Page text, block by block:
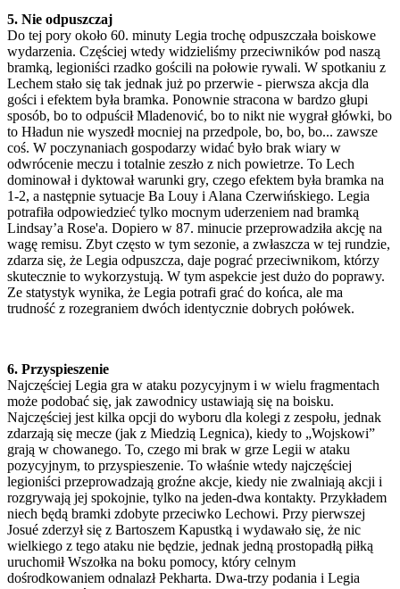
5. Nie odpuszczaj
Do tej pory około 60. minuty Legia trochę odpuszczała boiskowe
wydarzenia. Częściej wtedy widzieliśmy przeciwników pod naszą
bramką, legioniści rzadko gościli na połowie rywali. W spotkaniu z
Lechem stało się tak jednak już po przerwie - pierwsza akcja dla
gości i efektem była bramka. Ponownie stracona w bardzo głupi
sposób, bo to odpuścił Mladenović, bo to nikt nie wygrał główki, bo
to Hładun nie wyszedł mocniej na przedpole, bo, bo, bo... zawsze
coś. W poczynaniach gospodarzy widać było brak wiary w
odwrócenie meczu i totalnie zeszło z nich powietrze. To Lech
dominował i dyktował warunki gry, czego efektem była bramka na
1-2, a następnie sytuacje Ba Louy i Alana Czerwińskiego. Legia
potrafiła odpowiedzieć tylko mocnym uderzeniem nad bramką
Lindsay’a Rose'a. Dopiero w 87. minucie przeprowadziła akcję na
wagę remisu. Zbyt często w tym sezonie, a zwłaszcza w tej rundzie,
zdarza się, że Legia odpuszcza, daje pograć przeciwnikom, którzy
skutecznie to wykorzystują. W tym aspekcie jest dużo do poprawy.
Ze statystyk wynika, że Legia potrafi grać do końca, ale ma
trudność z rozegraniem dwóch identycznie dobrych połówek.
6. Przyspieszenie
Najczęściej Legia gra w ataku pozycyjnym i w wielu fragmentach
może podobać się, jak zawodnicy ustawiają się na boisku.
Najczęściej jest kilka opcji do wyboru dla kolegi z zespołu, jednak
zdarzają się mecze (jak z Miedzią Legnica), kiedy to „Wojskowi”
grają w chowanego. To, czego mi brak w grze Legii w ataku
pozycyjnym, to przyspieszenie. To właśnie wtedy najczęściej
legioniści przeprowadzają groźne akcje, kiedy nie zwalniają akcji i
rozgrywają jej spokojnie, tylko na jeden-dwa kontakty. Przykładem
niech będą bramki zdobyte przeciwko Lechowi. Przy pierwszej
Josué zderzył się z Bartoszem Kapustką i wydawało się, że nic
wielkiego z tego ataku nie będzie, jednak jedną prostopadłą piłką
uruchomił Wszołka na boku pomocy, który celnym
dośrodkowaniem odnalazł Pekharta. Dwa-trzy podania i Legia